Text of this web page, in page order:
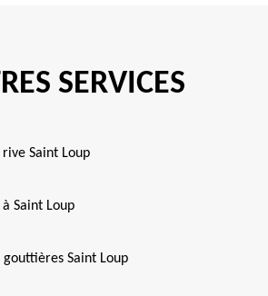
SERVICES
Saint Loup
Saint Loup
Saint Loup